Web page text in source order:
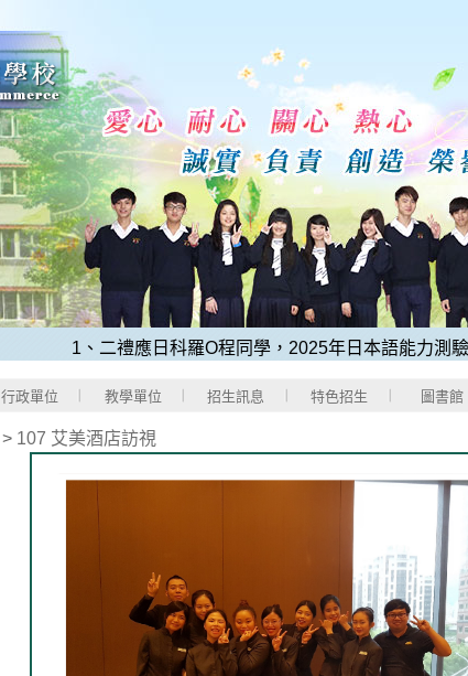
1、二禮應日科羅O程同學，2025年日本語能力測驗
行政單位 教學單位 招生訊息 特色招生 圖書館
> 107 艾美酒店訪視